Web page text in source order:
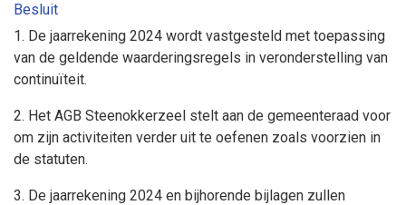
Besluit
1. De jaarrekening 2024 wordt vastgesteld met toepassing
van de geldende waarderingsregels in veronderstelling van
continuïteit.
2. Het AGB Steenokkerzeel stelt aan de gemeenteraad voor
om zijn activiteiten verder uit te oefenen zoals voorzien in
de statuten.
3. De jaarrekening 2024 en bijhorende bijlagen zullen